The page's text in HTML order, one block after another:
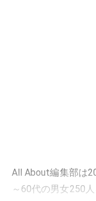
All About編集部は
～60代の男女250